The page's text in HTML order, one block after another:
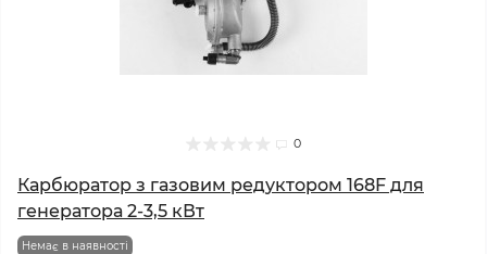
0
Карбюратор з газовим редуктором 168F для
генератора 2-3,5 кВт
Немає в наявності